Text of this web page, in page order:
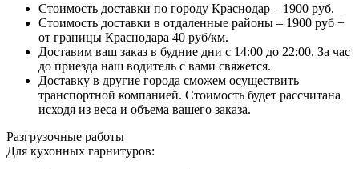
Стоимость доставки по городу Краснодар – 1900 руб.
Стоимость доставки в отдаленные районы – 1900 руб +
от границы Краснодара 40 руб/км.
Доставим ваш заказ в будние дни с 14:00 до 22:00. За час
до приезда наш водитель с вами свяжется.
Доставку в другие города сможем осуществить
транспортной компанией. Стоимость будет рассчитана
исходя из веса и объема вашего заказа.
Разгрузочные работы
Для кухонных гарнитуров: